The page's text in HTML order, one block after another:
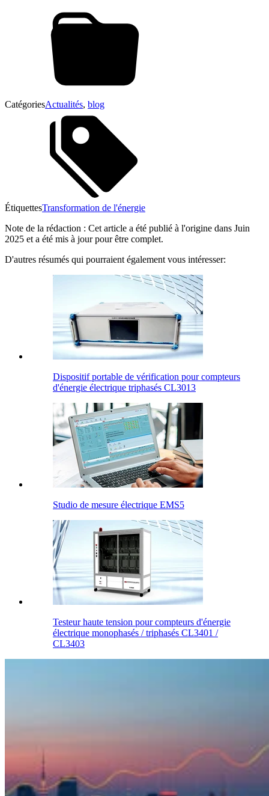
CatégoriesActualités, blog
ÉtiquettesTransformation de l'énergie
Note de la rédaction : Cet article a été publié à l'origine dans Juin
2025 et a été mis à jour pour être complet.
D'autres résumés qui pourraient également vous intéresser:
Dispositif portable de vérification pour compteurs
d'énergie électrique triphasés CL3013
Studio de mesure électrique EMS5
Testeur haute tension pour compteurs d'énergie
électrique monophasés / triphasés CL3401 /
CL3403